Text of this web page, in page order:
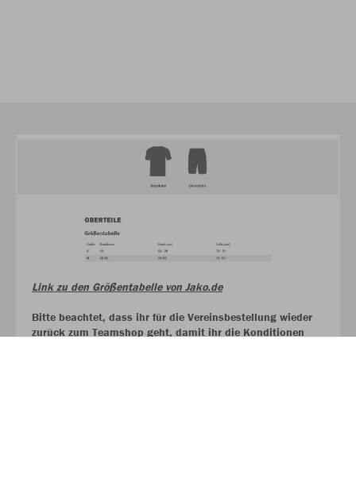
Link zu den Größentabelle von Jako.de
Bitte beachtet, dass ihr für die Vereinsbestellung wieder
zurück zum Teamshop geht, damit ihr die Konditionen